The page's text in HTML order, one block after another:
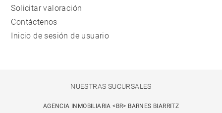
Solicitar valoración
Contáctenos
Inicio de sesión de usuario
NUESTRAS SUCURSALES
AGENCIA INMOBILIARIA <BR> BARNES BIARRITZ